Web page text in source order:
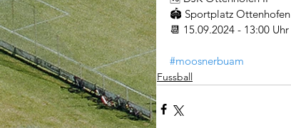
🏟️ Sportplatz Ottenhofen
📆 15.09.2024 - 13:00 Uhr
#moosnerbuam
Fussball